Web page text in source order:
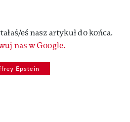
eś nasz artykuł do końca.
nas w Google.
Epstein